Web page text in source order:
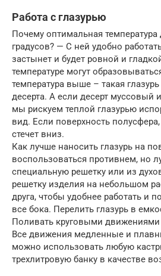
Работа с глазурью
Почему оптимальная температура
градусов? — С ней удобно
застынет и будет ровной и
температуре могут
температура выше – такая глазурь
десерта. А если десерт муссовый
мы рискуем теплой глазурью
вид. Если поверхность полусфера,
стечет вниз.
Как лучше наносить глазурь на
воспользоваться противнем, но
специальную решетку или из
решетку изделия на небольшом
друга, чтобы удобнее работать и
все бока. Перелить глазурь в
Поливать круговыми движениями
Все движения медленные и
можно использовать любую
трехлитровую банку в качестве